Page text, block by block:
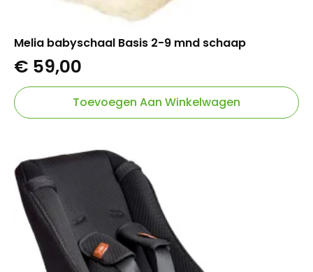
Melia babyschaal Basis 2-9 mnd schaap
€ 59,00
Toevoegen Aan Winkelwagen